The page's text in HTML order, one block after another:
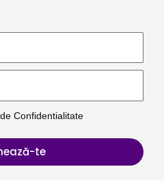
Confidentialitate
te